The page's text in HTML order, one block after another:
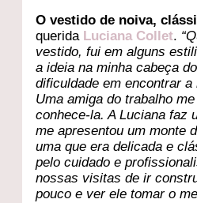
O vestido de noiva,
querida Luciana Collet.
vestido, fui em alguns
a ideia na minha cabeça
dificuldade em encontrar
Uma amiga do trabalho
conhece-la. A Luciana faz
me apresentou um monte
uma que era delicada e
pelo cuidado e
nossas visitas de ir
pouco e ver ele tomar o